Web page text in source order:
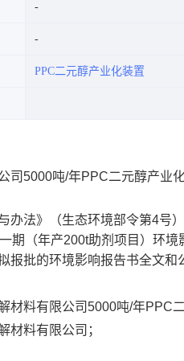
PPC二元醇产业化装置
司5000吨/年PPC二元醇产业
办法》（生态环境部令第4号
期（年产200t助剂项目）环
报批的环境影响报告书全文
材料有限公司5000吨/年PPC
材料有限公司；